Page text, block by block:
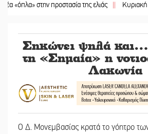
προστασία της ελιάς || Κυριακή 9
Σηκώνει ψηλά και…
τη «Σημαία» η
Λακωνία
Ο Δ. Μονεμβασίας κρατά το γόητρο